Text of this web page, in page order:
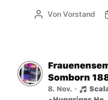
Beitragsautor
VonVorstand